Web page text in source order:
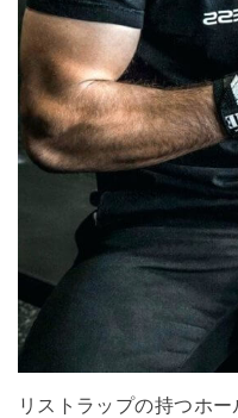
リストラップの持つホ